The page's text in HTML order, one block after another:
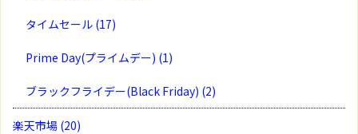
タイムセール (17)
Prime Day(プライムデー) (1)
ブラックフライデー(Black Friday) (2)
楽天市場 (20)